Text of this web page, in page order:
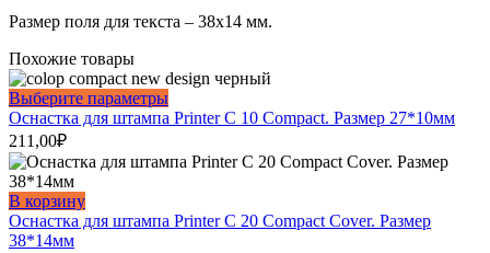
Размер поля для текста – 38х14 мм.
Похожие товары
Выберите параметрыЭтот
товар
несколько
можно
выбрать
Оснастка для штампа Printer С 10 Compact. Размер 27*10мм
211,00₽
В корзину
Оснастка для штампа Printer С 20 Compact Cover. Размер
38*14мм